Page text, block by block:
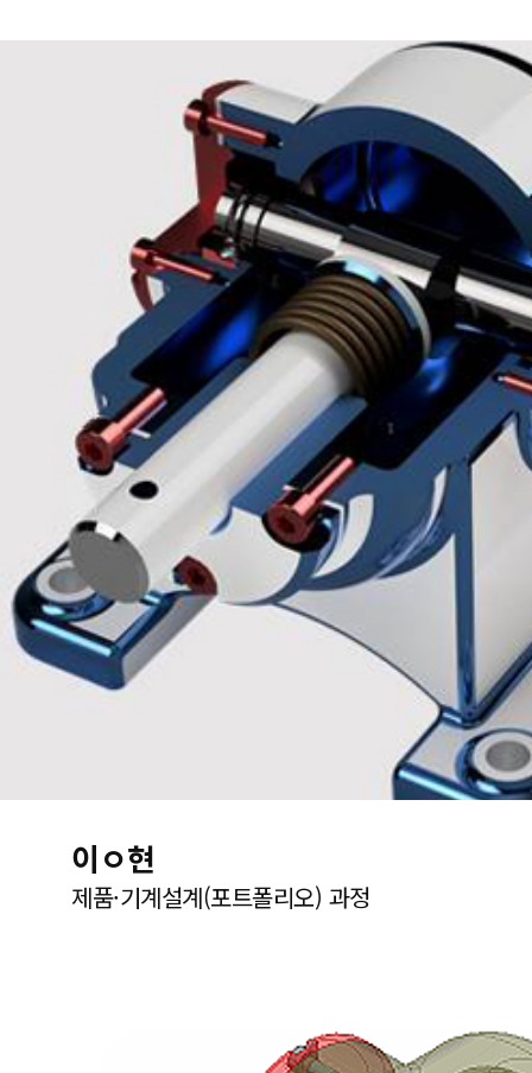
이ㅇ현
제품·기계설계(포트폴리오) 과정